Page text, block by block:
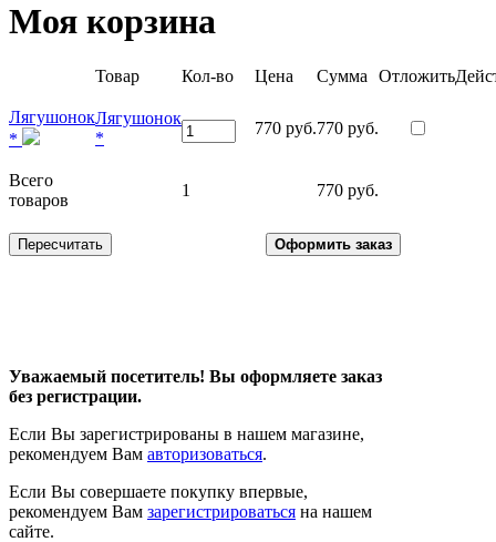
Моя корзина
Товар Кол-во Цена Сумма Отложить
Лягушонок
*
Лягушонок
*
770 руб.770 руб.
Всего
товаров
1 770 руб.
Уважаемый посетитель! Вы оформляете заказ
без регистрации.
Если Вы зарегистрированы в нашем магазине,
рекомендуем Вам авторизоваться.
Если Вы совершаете покупку впервые,
рекомендуем Вам зарегистрироваться на нашем
сайте.